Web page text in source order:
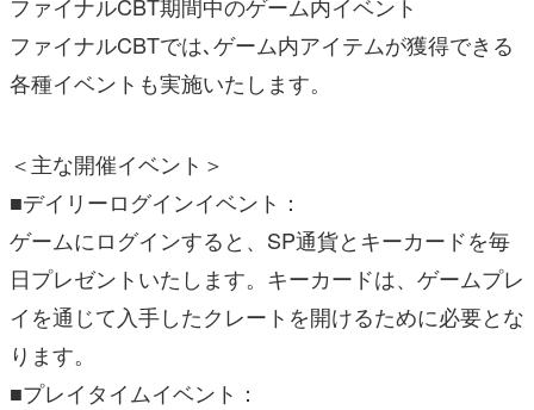
ファイナルCBT期間中のゲーム内イベント
ファイナルCBTでは､ゲーム内アイテムが獲得できる
各種イベントも実施いたします。
＜主な開催イベント＞
■デイリーログインイベント：
ゲームにログインすると、SP通貨とキーカードを毎
日プレゼントいたします。キーカードは、ゲームプレ
イを通じて入手したクレートを開けるために必要とな
ります。
■プレイタイムイベント：